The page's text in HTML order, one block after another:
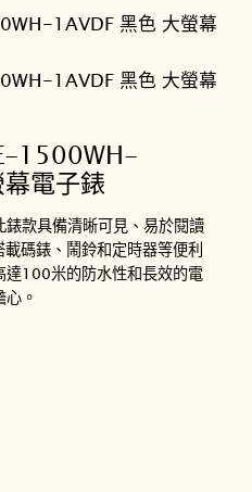
1500WH-
電子錶
款具備清晰可見、易於閱讀
碼錶、鬧鈴和定時器等便利
達100米的防水性和長效的電
。